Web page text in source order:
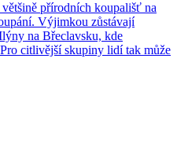
přírodních koupališť na
Výjimkou zůstávají
na Břeclavsku, kde
citlivější skupiny lidí tak může